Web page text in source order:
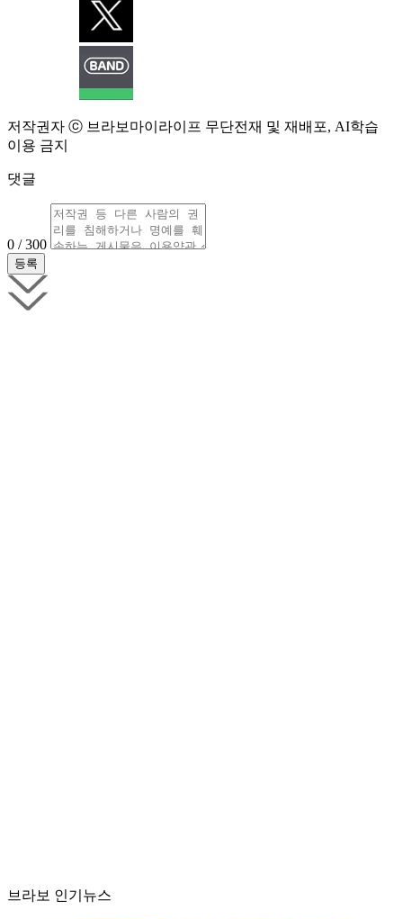
저작권자 ⓒ 브라보마이라이프 무단전재 및 재배포, AI학습
이용 금지
댓글
0 / 300
브라보 인기뉴스